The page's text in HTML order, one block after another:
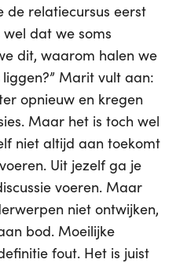
relatiecursus eerst
wel dat we soms
dit, waarom halen we
Marit vult aan:
opnieuw en kregen
Maar het is toch wel
niet altijd aan toekomt
Uit jezelf ga je
voeren. Maar
niet ontwijken,
bod. Moeilijke
fout. Het is juist